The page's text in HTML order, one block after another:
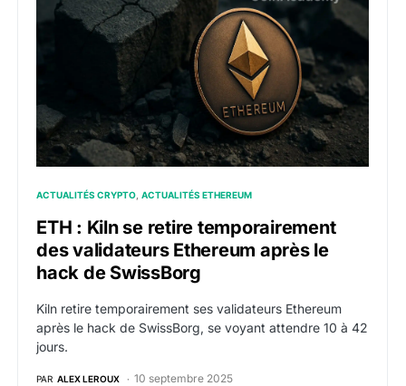
ACTUALITÉS CRYPTO ACTUALITÉS ETHEREUM
ETH : Kiln se retire temporairement
des validateurs Ethereum après le
hack de SwissBorg
Kiln retire temporairement ses validateurs Ethereum
après le hack de SwissBorg, se voyant attendre 10 à 42
jours.
PAR ALEX LEROUX 10 septembre 2025